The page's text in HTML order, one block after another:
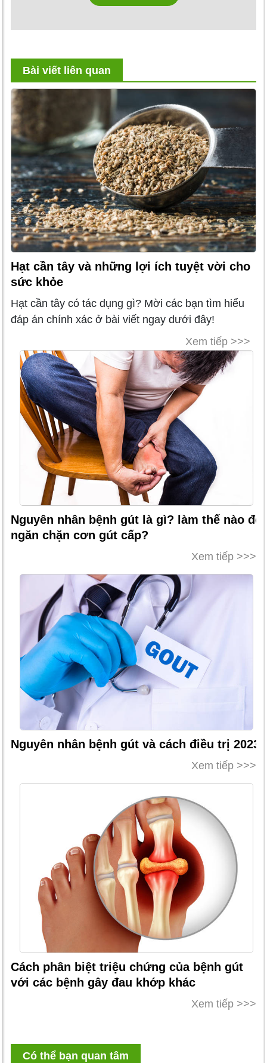
Bài viết liên quan
Hạt cần tây và những lợi ích tuyệt vời cho
sức khỏe
Hạt cần tây có tác dụng gì? Mời các bạn tìm hiểu
đáp án chính xác ở bài viết ngay dưới đây!
Xem tiếp >>>
Nguyên nhân bệnh gút là gì? làm thế nào để
ngăn chặn cơn gút cấp?
Xem tiếp >>>
Nguyên nhân bệnh gút và cách điều trị 2023
Xem tiếp >>>
Cách phân biệt triệu chứng của bệnh gút
với các bệnh gây đau khớp khác
Xem tiếp >>>
Có thể bạn quan tâm